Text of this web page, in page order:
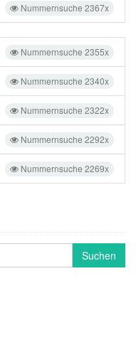
Nummernsuche 2367x
Nummernsuche 2355x
Nummernsuche 2340x
Nummernsuche 2322x
Nummernsuche 2292x
Nummernsuche 2269x
Suchen